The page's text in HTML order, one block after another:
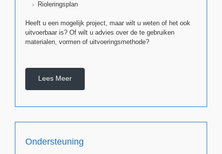
Rioleringsplan
Heeft u een mogelijk project, maar wilt u weten of het ook
uitvoerbaar is? Of wilt u advies over de te gebruiken
materialen, vormen of uitvoeringsmethode?
Lees Meer
Ondersteuning